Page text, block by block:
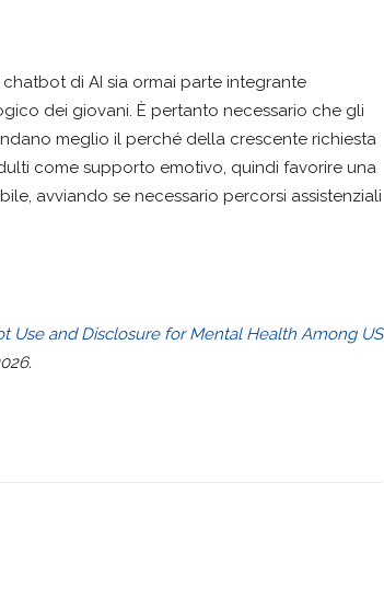
di AI sia ormai parte integrante
dei giovani. È pertanto necessario che gli
meglio il perché della crescente richiesta
come supporto emotivo, quindi favorire una
avviando se necessario percorsi assistenziali
Use and Disclosure for Mental Health Among US